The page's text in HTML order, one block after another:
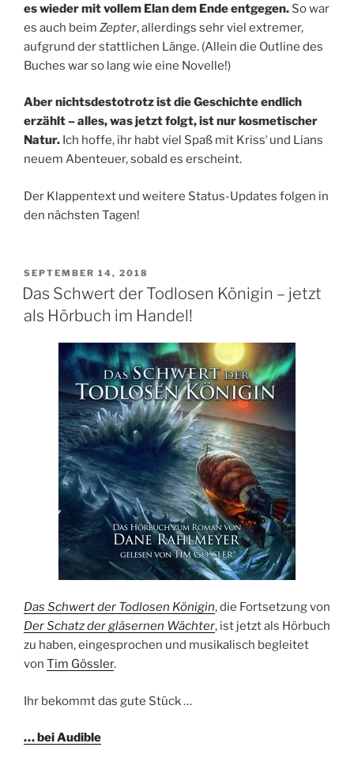
es wieder mit vollem Elan dem Ende entgegen. So war
es auch beim Zepter, allerdings sehr viel extremer,
aufgrund der stattlichen Länge. (Allein die Outline des
Buches war so lang wie eine Novelle!)
Aber nichtsdestotrotz ist die Geschichte endlich
erzählt – alles, was jetzt folgt, ist nur kosmetischer
Natur. Ich hoffe, ihr habt viel Spaß mit Krissʼ und Lians
neuem Abenteuer, sobald es erscheint.
Der Klappentext und weitere Status-Updates folgen in
den nächsten Tagen!
VERÖFFENTLICHT
AM
SEPTEMBER 14, 2018
Das Schwert der Todlosen Königin – jetzt
als Hörbuch im Handel!
Das Schwert der Todlosen Königin, die Fortsetzung von
Der Schatz der gläsernen Wächter, ist jetzt als Hörbuch
zu haben, eingesprochen und musikalisch begleitet
von Tim Gössler.
Ihr bekommt das gute Stück …
… bei Audible